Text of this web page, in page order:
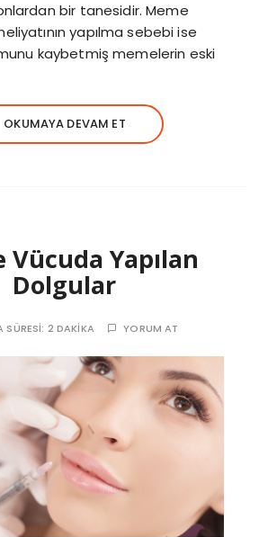
bir tanesidir. Meme
yapılma sebebi ise
kaybetmiş memelerin eski
OKUMAYA DEVAM ET
Vücuda Yapılan
Dolgular
SÜRESI: 2 DAKIKA YORUM AT